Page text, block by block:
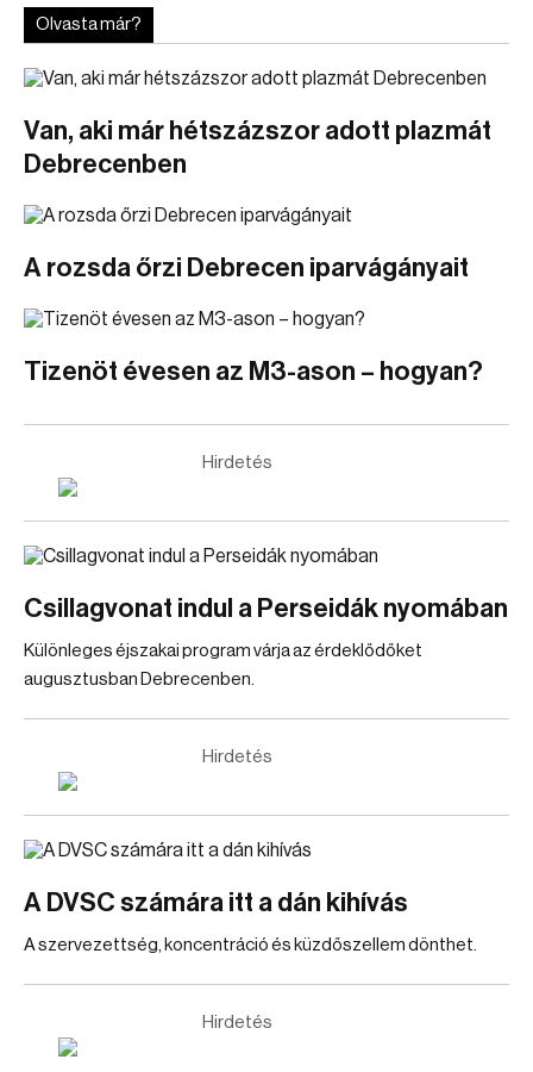
Olvasta már?
Van, aki már hétszázszor adott plazmát
Debrecenben
A rozsda őrzi Debrecen iparvágányait
Tizenöt évesen az M3-ason – hogyan?
Hirdetés
Csillagvonat indul a Perseidák nyomában
Különleges éjszakai program várja az érdeklődőket
augusztusban Debrecenben.
Hirdetés
A DVSC számára itt a dán kihívás
A szervezettség, koncentráció és küzdőszellem dönthet.
Hirdetés